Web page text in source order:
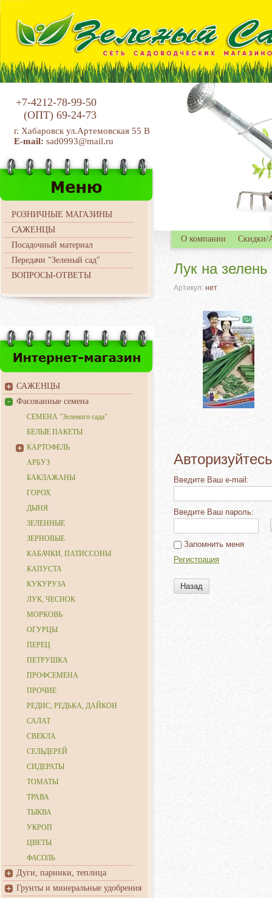
+7-4212-78-99-50
(ОПТ) 69-24-73
г. Хабаровск ул.Артемовская 55 В
E-mail: sad0993@mail.ru
О компании Скидки/
РОЗНИЧНЫЕ МАГАЗИНЫ
САЖЕНЦЫ
Посадочный материал
Передачи "Зеленый сад"
ВОПРОСЫ-ОТВЕТЫ
САЖЕНЦЫ
Фасованные семена
СЕМЕНА "Зеленого сада"
БЕЛЫЕ ПАКЕТЫ
КАРТОФЕЛЬ
АРБУЗ
БАКЛАЖАНЫ
ГОРОХ
ДЫНЯ
ЗЕЛЕННЫЕ
ЗЕРНОВЫЕ
КАБАЧКИ, ПАТИССОНЫ
КАПУСТА
КУКУРУЗА
ЛУК, ЧЕСНОК
МОРКОВЬ
ОГУРЦЫ
ПЕРЕЦ
ПЕТРУШКА
ПРОФСЕМЕНА
ПРОЧИЕ
РЕДИС, РЕДЬКА, ДАЙКОН
САЛАТ
СВЕКЛА
СЕЛЬДЕРЕЙ
СИДЕРАТЫ
ТОМАТЫ
ТРАВА
ТЫКВА
УКРОП
ЦВЕТЫ
ФАСОЛЬ
Дуги, парники, теплица
Грунты и минеральные удобрения
Лук на
Артикул: нет
Введите Ваш e-mail:
Введите Ваш пароль:
Запомнить меня
Регистрация
Назад